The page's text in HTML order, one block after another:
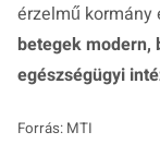
érzelmű kormány
betegek modern,
egészségügyi
Forrás: MTI